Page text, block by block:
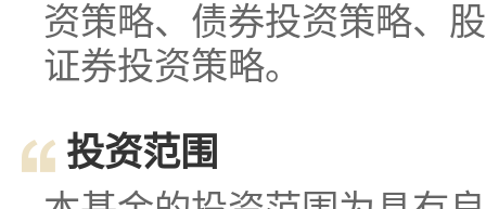
资策略、债券投资策略、
证券投资策略。
投资范围